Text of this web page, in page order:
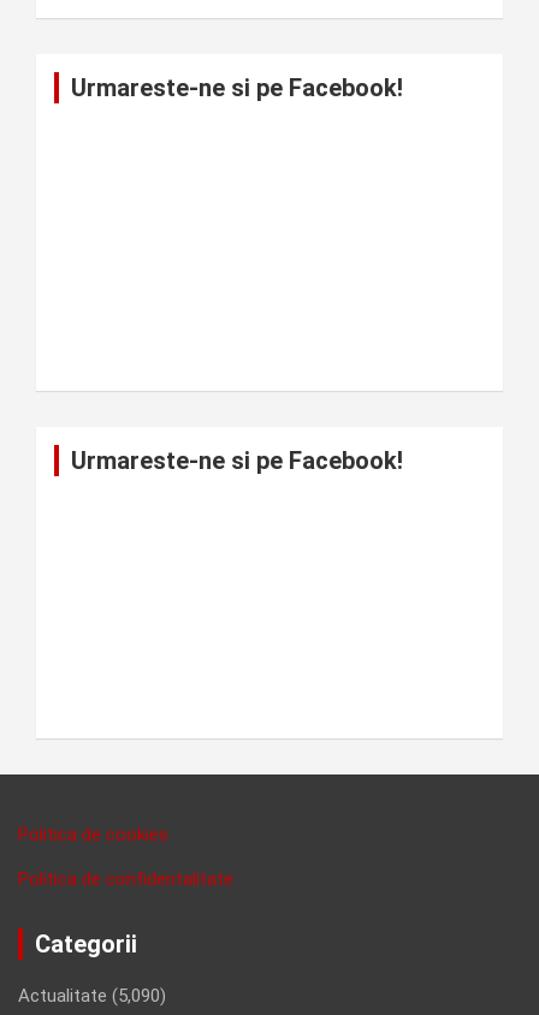
Urmareste-ne si pe Facebook!
Urmareste-ne si pe Facebook!
Politica de cookies
Politica de confidentalitate
Categorii
Actualitate (5,090)